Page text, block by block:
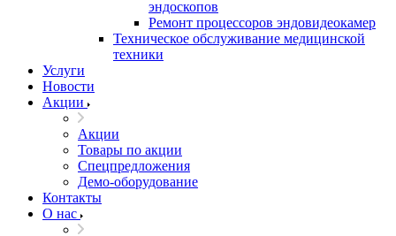
эндоскопов
Ремонт процессоров эндовидеокамер
Техническое обслуживание медицинской
техники
Услуги
Новости
Акции
Акции
Товары по акции
Спецпредложения
Демо-оборудование
Контакты
О нас